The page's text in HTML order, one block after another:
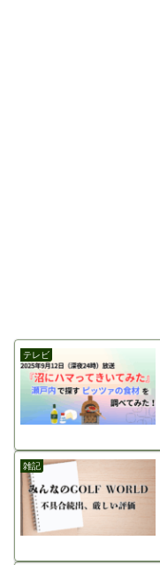
テレビ
雑記